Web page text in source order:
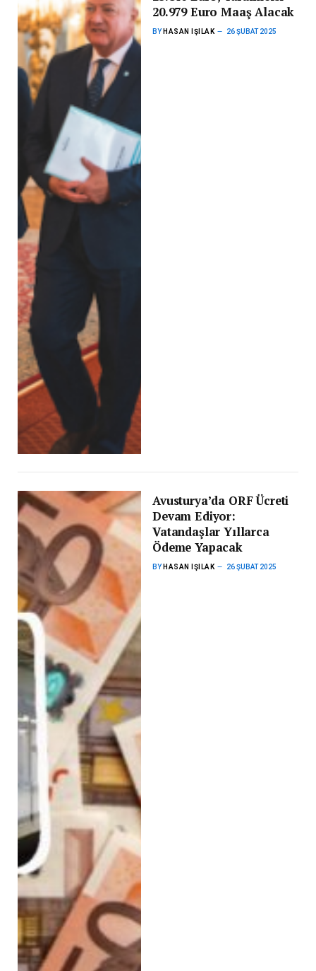
20.979 Euro Maaş Alacak
BY HASAN IŞILAK 26 ŞUBAT 2025
Avusturya’da ORF Ücreti
Devam Ediyor:
Vatandaşlar Yıllarca
Ödeme Yapacak
BY HASAN IŞILAK 26 ŞUBAT 2025